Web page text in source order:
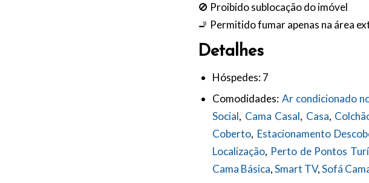
🚫 Proibido sublocação do imóvel
🚬 Permitido fumar apenas na área
Detalhes
Hóspedes:7
Comodidades: Ar condicionado
Social, Cama Casal, Casa,
Coberto, Estacionamento
Localização, Perto de Pontos
Cama Básica,Smart TV,Sofá